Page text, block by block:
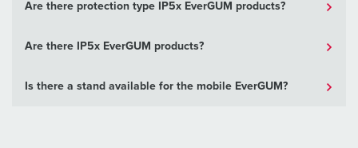
Are there protection type IP5x EverGUM products?
Are there IP5x EverGUM products?
Is there a stand available for the mobile EverGUM?